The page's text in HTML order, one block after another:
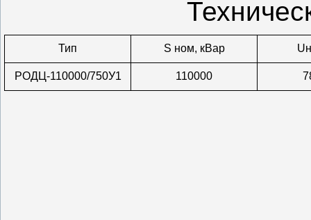
Тип S ном, кВар
РОДЦ-110000/750У1 110000